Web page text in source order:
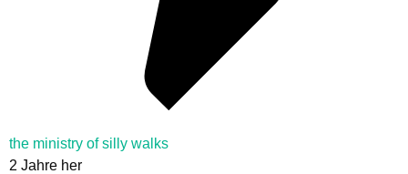
the ministry of silly walks
2 Jahre her